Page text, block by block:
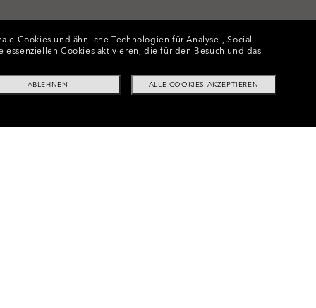
Cookies und ähnliche Technologien für Analyse-, Social
Cookies aktivieren, die für den Besuch und das
ALLE COOKIES AKZEPTIEREN
ABLEHNEN